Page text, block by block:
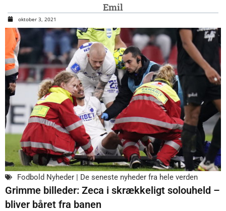
Emil
oktober 3, 2021
Fodbold Nyheder | De seneste nyheder fra hele verden
Grimme billeder: Zeca i skrækkeligt solouheld –
bliver båret fra banen